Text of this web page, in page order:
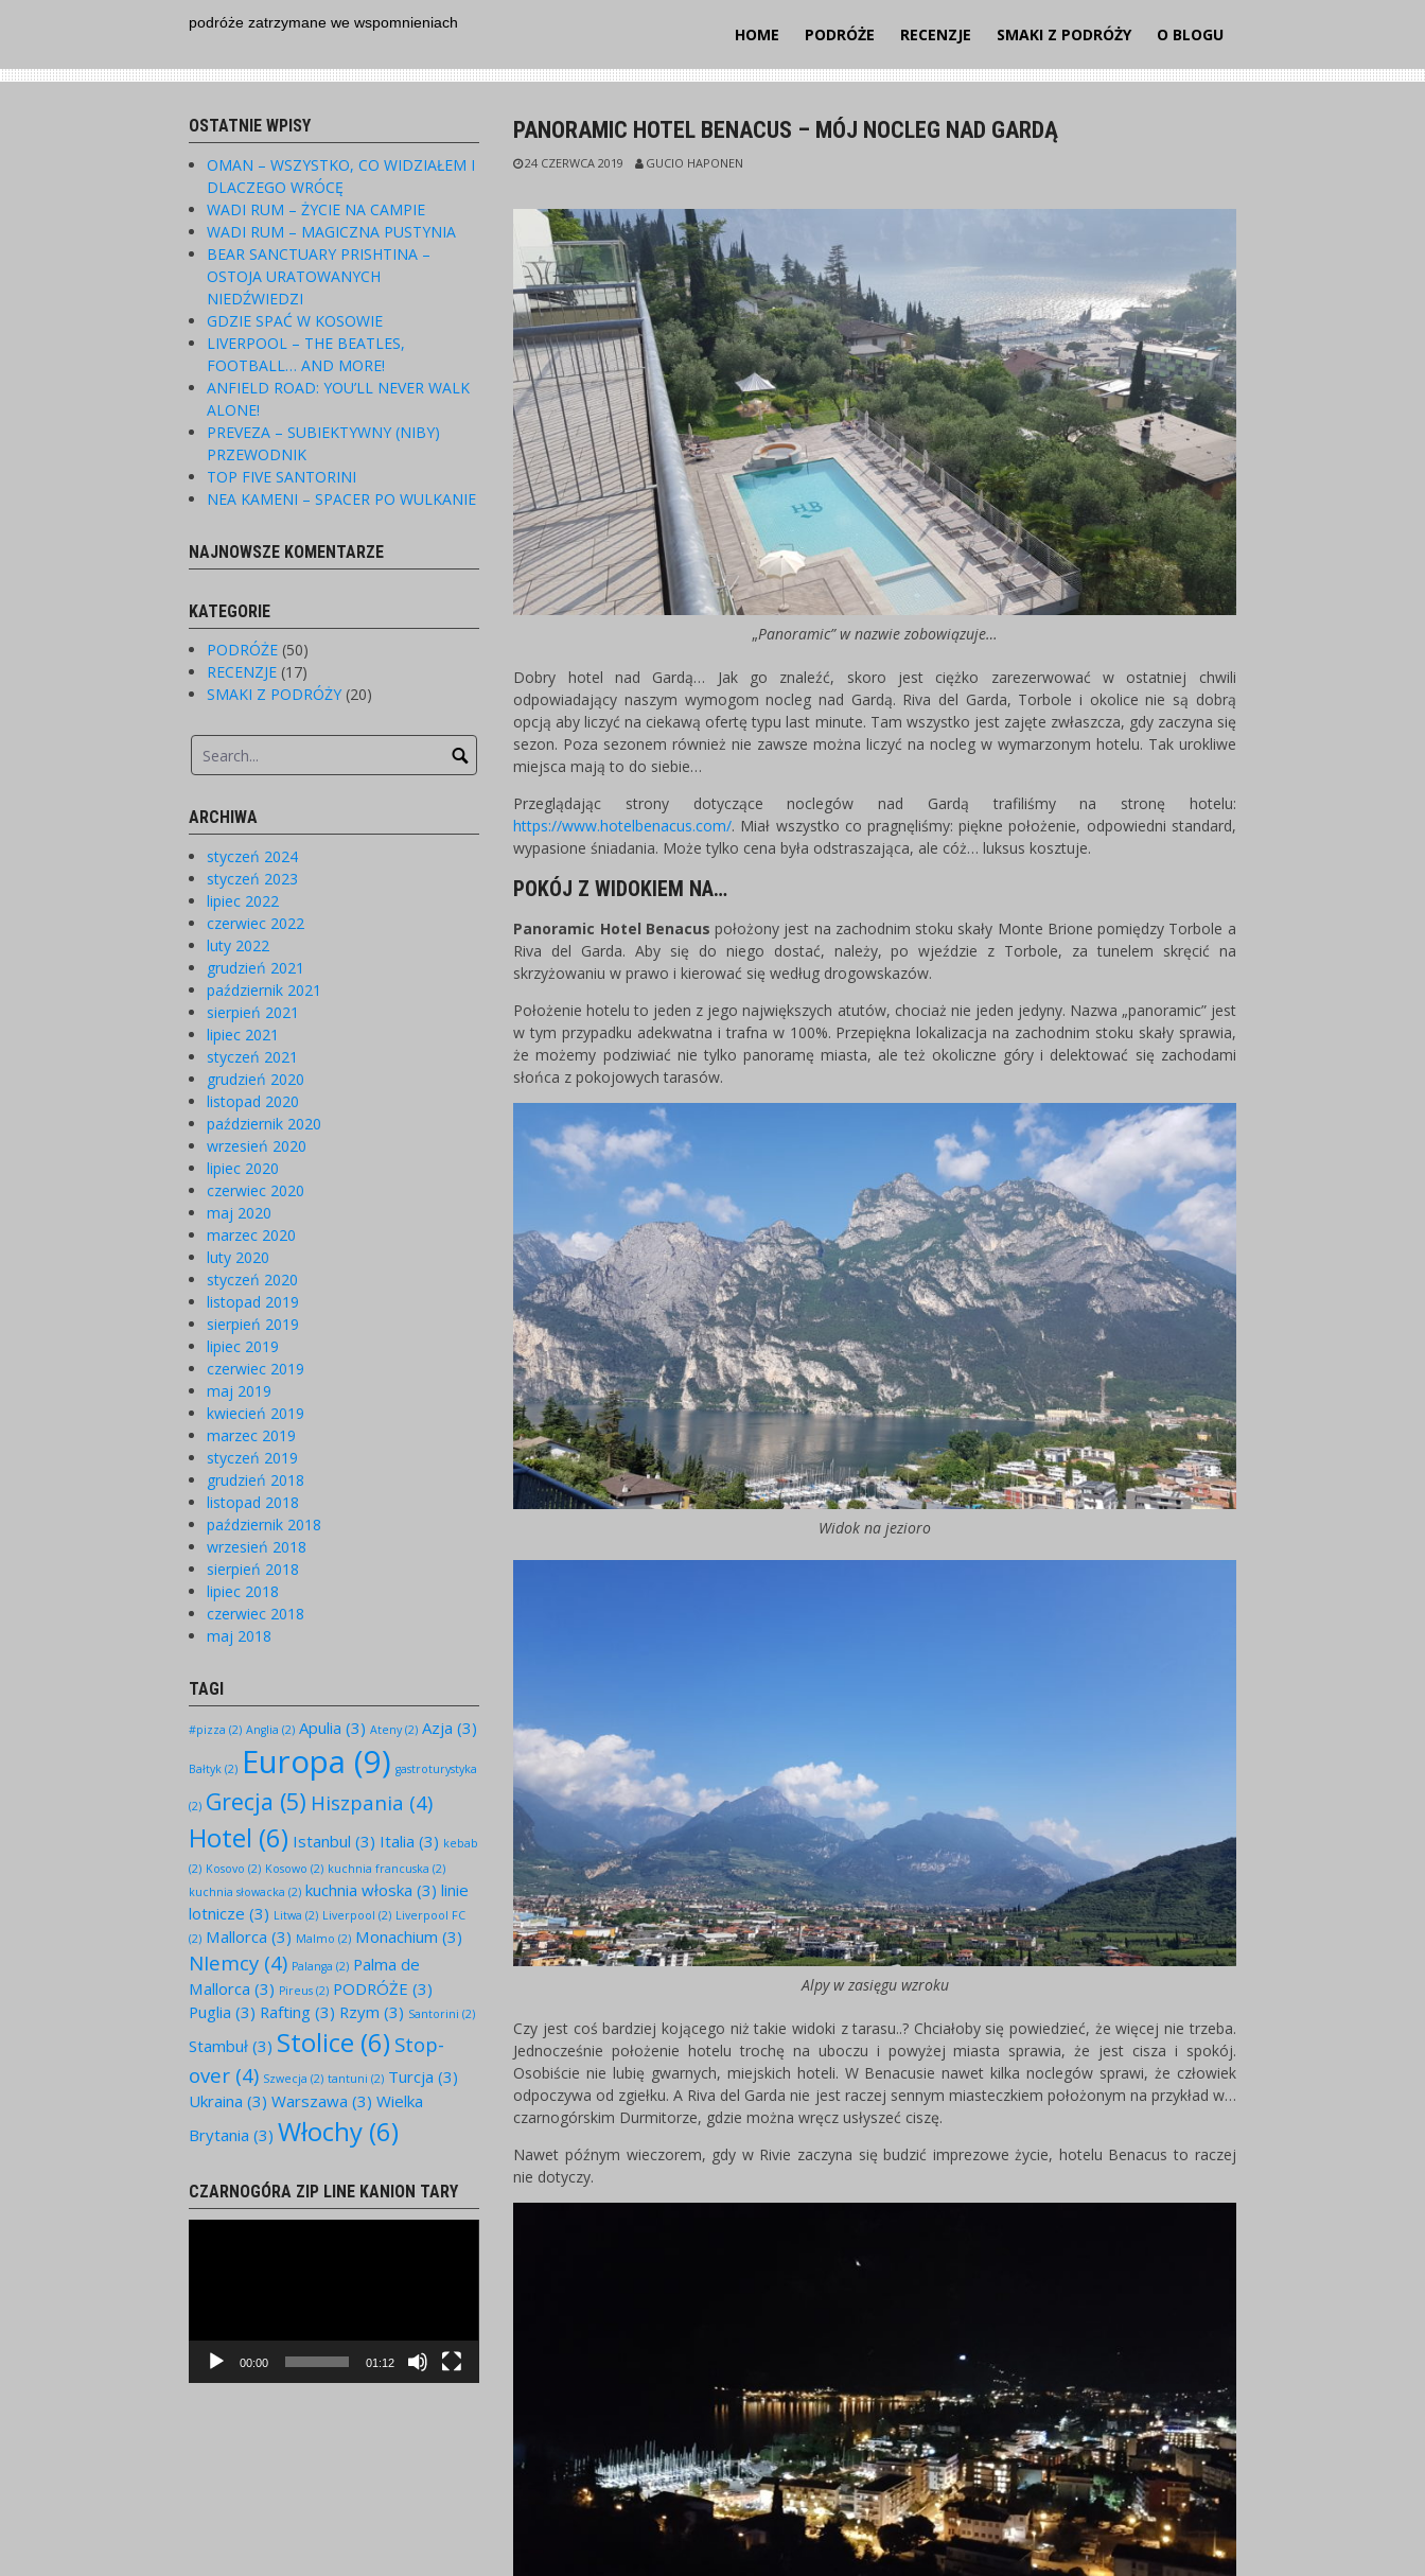
podróże zatrzymane we wspomnieniach
HOME PODRÓŻE RECENZJE SMAKI Z PODRÓŻY O BLOGU
PANORAMIC HOTEL BENACUS – MÓJ NOCLEG NAD GARDĄ
24 CZERWCA 2019 GUCIO HAPONEN
„Panoramic” w nazwie zobowiązuje…
Dobry hotel nad Gardą… Jak go znaleźć, skoro jest ciężko zarezerwować w ostatniej chwili
odpowiadający naszym wymogom nocleg nad Gardą. Riva del Garda, Torbole i okolice nie są dobrą
opcją aby liczyć na ciekawą ofertę typu last minute. Tam wszystko jest zajęte zwłaszcza, gdy zaczyna się
sezon. Poza sezonem również nie zawsze można liczyć na nocleg w wymarzonym hotelu. Tak urokliwe
miejsca mają to do siebie…
Przeglądając strony dotyczące noclegów nad Gardą trafiliśmy na stronę hotelu:
https://www.hotelbenacus.com/. Miał wszystko co pragnęliśmy: piękne położenie, odpowiedni standard,
wypasione śniadania. Może tylko cena była odstraszająca, ale cóż… luksus kosztuje.
POKÓJ Z WIDOKIEM NA…
Panoramic Hotel Benacus położony jest na zachodnim stoku skały Monte Brione pomiędzy Torbole a
Riva del Garda. Aby się do niego dostać, należy, po wjeździe z Torbole, za tunelem skręcić na
skrzyżowaniu w prawo i kierować się według drogowskazów.
Położenie hotelu to jeden z jego największych atutów, chociaż nie jeden jedyny. Nazwa „panoramic” jest
w tym przypadku adekwatna i trafna w 100%. Przepiękna lokalizacja na zachodnim stoku skały sprawia,
że możemy podziwiać nie tylko panoramę miasta, ale też okoliczne góry i delektować się zachodami
słońca z pokojowych tarasów.
Widok na jezioro
Alpy w zasięgu wzroku
Czy jest coś bardziej kojącego niż takie widoki z tarasu..? Chciałoby się powiedzieć, że więcej nie trzeba.
Jednocześnie położenie hotelu trochę na uboczu i powyżej miasta sprawia, że jest cisza i spokój.
Osobiście nie lubię gwarnych, miejskich hoteli. W Benacusie nawet kilka noclegów sprawi, że człowiek
odpoczywa od zgiełku. A Riva del Garda nie jest raczej sennym miasteczkiem położonym na przykład w…
czarnogórskim Durmitorze, gdzie można wręcz usłyszeć ciszę.
Nawet późnym wieczorem, gdy w Rivie zaczyna się budzić imprezowe życie, hotelu Benacus to raczej
nie dotyczy.
OSTATNIE WPISY
OMAN – WSZYSTKO, CO WIDZIAŁEM I
DLACZEGO WRÓCĘ
WADI RUM – ŻYCIE NA CAMPIE
WADI RUM – MAGICZNA PUSTYNIA
BEAR SANCTUARY PRISHTINA –
OSTOJA URATOWANYCH
NIEDŹWIEDZI
GDZIE SPAĆ W KOSOWIE
LIVERPOOL – THE BEATLES,
FOOTBALL… AND MORE!
ANFIELD ROAD: YOU’LL NEVER WALK
ALONE!
PREVEZA – SUBIEKTYWNY (NIBY)
PRZEWODNIK
TOP FIVE SANTORINI
NEA KAMENI – SPACER PO WULKANIE
NAJNOWSZE KOMENTARZE
KATEGORIE
PODRÓŻE (50)
RECENZJE (17)
SMAKI Z PODRÓŻY (20)
ARCHIWA
styczeń 2024
styczeń 2023
lipiec 2022
czerwiec 2022
luty 2022
grudzień 2021
październik 2021
sierpień 2021
lipiec 2021
styczeń 2021
grudzień 2020
listopad 2020
październik 2020
wrzesień 2020
lipiec 2020
czerwiec 2020
maj 2020
marzec 2020
luty 2020
styczeń 2020
listopad 2019
sierpień 2019
lipiec 2019
czerwiec 2019
maj 2019
kwiecień 2019
marzec 2019
styczeń 2019
grudzień 2018
listopad 2018
październik 2018
wrzesień 2018
sierpień 2018
lipiec 2018
czerwiec 2018
maj 2018
TAGI
#pizza (2) Anglia (2) Apulia (3) Ateny(2) Azja (3)
Bałtyk (2) Europa (9) gastroturystyka
(2) Grecja (5) Hiszpania (4)
Hotel (6) Istanbul (3) Italia (3) kebab
(2) Kosovo (2) Kosowo (2) kuchnia francuska (2)
kuchnia słowacka (2) kuchnia włoska (3) linie
lotnicze (3) Litwa (2) Liverpool (2) Liverpool FC
(2) Mallorca (3) Malmo (2) Monachium (3)
NIemcy (4) Palanga (2) Palma de
Mallorca (3) Pireus (2) PODRÓŻE (3)
Puglia (3) Rafting (3) Rzym (3) Santorini (2)
Stambuł (3) Stolice (6) Stop-
over (4) Szwecja (2) tantuni (2) Turcja (3)
Ukraina (3) Warszawa (3) Wielka
Brytania (3) Włochy (6)
CZARNOGÓRA ZIP LINE KANION TARY
00:00 01:12